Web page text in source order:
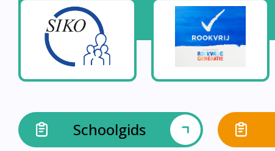
Schoolgids